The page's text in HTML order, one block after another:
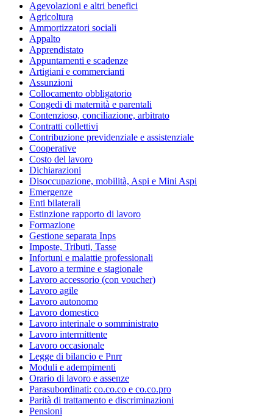
Agevolazioni e altri benefici
Agricoltura
Ammortizzatori sociali
Appalto
Apprendistato
Appuntamenti e scadenze
Artigiani e commercianti
Assunzioni
Collocamento obbligatorio
Congedi di maternità e parentali
Contenzioso, conciliazione, arbitrato
Contratti collettivi
Contribuzione previdenziale e assistenziale
Cooperative
Costo del lavoro
Dichiarazioni
Disoccupazione, mobilità, Aspi e Mini Aspi
Emergenze
Enti bilaterali
Estinzione rapporto di lavoro
Formazione
Gestione separata Inps
Imposte, Tributi, Tasse
Infortuni e malattie professionali
Lavoro a termine e stagionale
Lavoro accessorio (con voucher)
Lavoro agile
Lavoro autonomo
Lavoro domestico
Lavoro interinale o somministrato
Lavoro intermittente
Lavoro occasionale
Legge di bilancio e Pnrr
Moduli e adempimenti
Orario di lavoro e assenze
Parasubordinati: co.co.co e co.co.pro
Parità di trattamento e discriminazioni
Pensioni